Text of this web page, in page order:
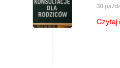
30
Czytaj